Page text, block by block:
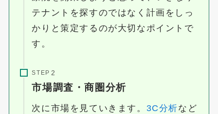
テナントを探すのではなく計画をしっ
かりと策定するのが大切なポイントで
す。
STEP
市場調査・商圏分析
次に市場を見ていきます。 3C分析など